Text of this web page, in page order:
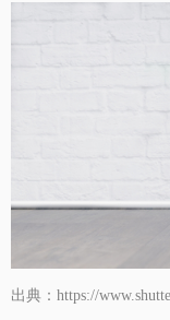
出典：https://